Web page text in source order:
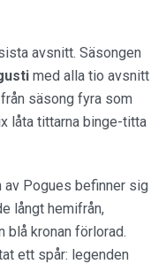
avsnitt. Säsongen
med alla tio avsnitt
säsong fyra som
låta tittarna binge-titta
av Pogues befinner sig
långt hemifrån,
blå kronan förlorad.
ett spår: legenden